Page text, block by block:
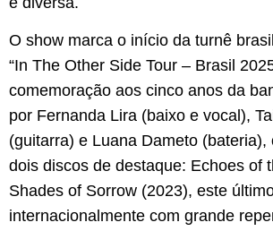
O show marca o início da turnê
“In The Other Side Tour – Brasil
comemoração aos cinco anos da
por Fernanda Lira (baixo e vocal),
(guitarra) e Luana Dameto (bateria),
dois discos de destaque: Echoes of
Shades of Sorrow (2023), este
internacionalmente com grande